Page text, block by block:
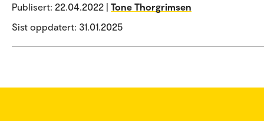
Publisert: 22.04.2022 | Tone Thorgrimsen
Sist oppdatert: 31.01.2025